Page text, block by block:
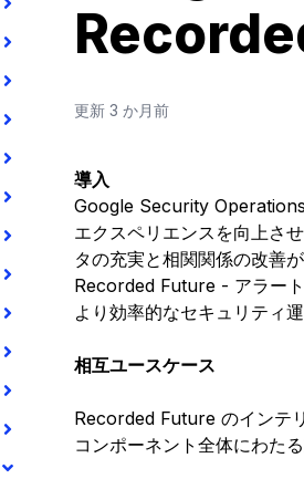
更新 3 か月前
導入
Google Security
エクスペリエンスを向上さ
タの充実と相関関係の改善
Recorded Future - アラート
より効率的なセキュリティ
相互ユースケース
Recorded Future のインテ
コンポーネント全体にわた